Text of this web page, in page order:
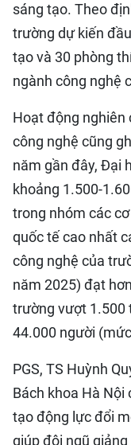
sáng tạo. Theo
trường dự kiến
tạo và 30 phòng
ngành công nghệ
Hoạt động nghiên
công nghệ cũng
năm gần đây, Đại
khoảng 1.500-
trong nhóm các
quốc tế cao nhất
công nghệ của
năm 2025) đạt
trường vượt 1.500
44.000 người
PGS, TS Huỳnh
Bách khoa Hà Nội
tạo động lực đổi
giúp đội ngũ